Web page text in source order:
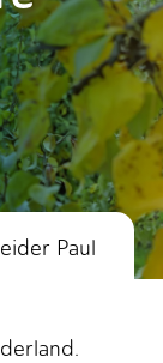
Paul